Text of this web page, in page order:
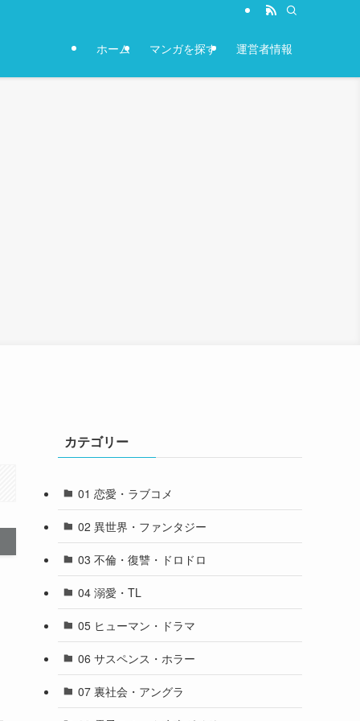
ホーム マンガを探す 運営者情報
カテゴリー
01 恋愛・ラブコメ
02 異世界・ファンタジー
03 不倫・復讐・ドロドロ
04 溺愛・TL
05 ヒューマン・ドラマ
06 サスペンス・ホラー
07 裏社会・アングラ